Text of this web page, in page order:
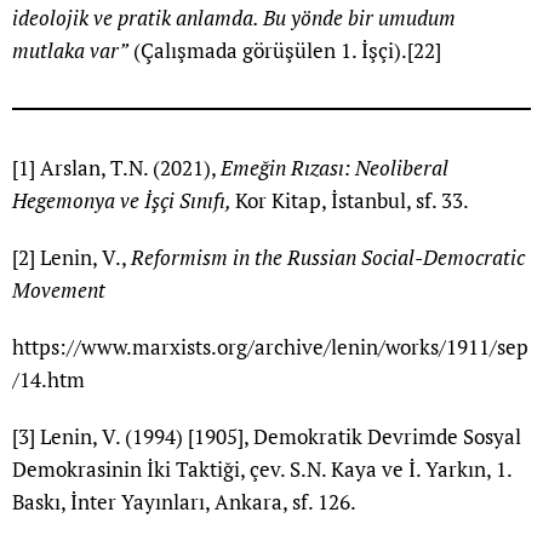
ideolojik ve pratik anlamda. Bu yönde bir umudum
mutlaka var” (Çalışmada görüşülen 1. İşçi).[22]
[1] Arslan, T.N. (2021),Emeğin Rızası: Neoliberal
Hegemonya ve İşçi Sınıfı, Kor Kitap, İstanbul, sf. 33.
[2] Lenin, V.,Reformism in the Russian Social-Democratic
Movement
https://www.marxists.org/archive/lenin/works/1911/sep
/14.htm
[3] Lenin, V. (1994) [1905], Demokratik Devrimde Sosyal
Demokrasinin İki Taktiği, çev. S.N. Kaya ve İ. Yarkın, 1.
Baskı, İnter Yayınları, Ankara, sf. 126.